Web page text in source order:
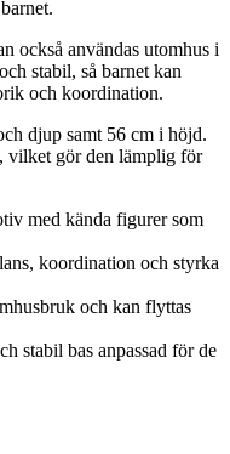
också användas utomhus i
stabil, så barnet kan
och koordination.
djup samt 56 cm i höjd.
vilket gör den lämplig för
med kända figurer som
koordination och styrka
och kan flyttas
stabil bas anpassad för de